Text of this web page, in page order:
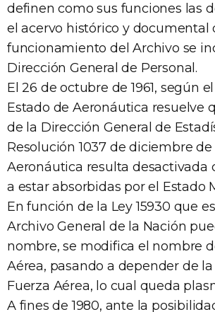
definen como sus funciones las
el acervo histórico y documental
funcionamiento del Archivo se
Dirección General de Personal.
El 26 de octubre de 1961, según
Estado de Aeronáutica resuelve
de la Dirección General de
Resolución 1037 de diciembre
Aeronáutica resulta desactivada
a estar absorbidas por el Estado
En función de la Ley 15930 que
Archivo General de la Nación
nombre, se modifica el nombre
Aérea, pasando a depender de
Fuerza Aérea, lo cual queda
A fines de 1980, ante la